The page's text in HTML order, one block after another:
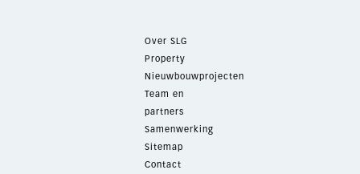
Over SLG
Property
Nieuwbouwprojecten
Team en
partners
Samenwerking
Sitemap
Contact